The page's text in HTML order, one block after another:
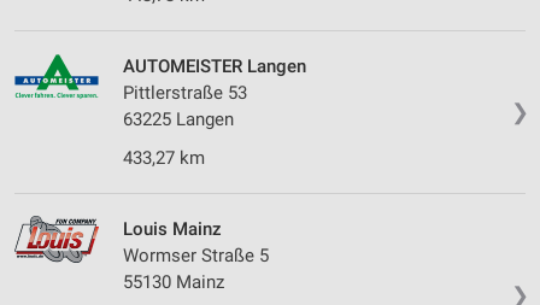
❯
AUTOMEISTER Langen
Pittlerstraße 53
63225 Langen
433,27 km
❯
Louis Mainz
Wormser Straße 5
55130 Mainz